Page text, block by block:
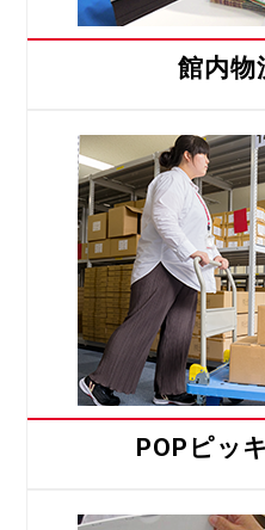
館内物
POPピッ